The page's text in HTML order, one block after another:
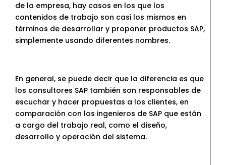
de la empresa, hay casos en los que los
contenidos de trabajo son casi los mismos en
términos de desarrollar y proponer productos SAP,
simplemente usando diferentes nombres.
En general, se puede decir que la diferencia es que
los consultores SAP también son responsables de
escuchar y hacer propuestas a los clientes, en
comparación con los ingenieros de SAP que están
a cargo del trabajo real, como el diseño,
desarrollo y operación del sistema.